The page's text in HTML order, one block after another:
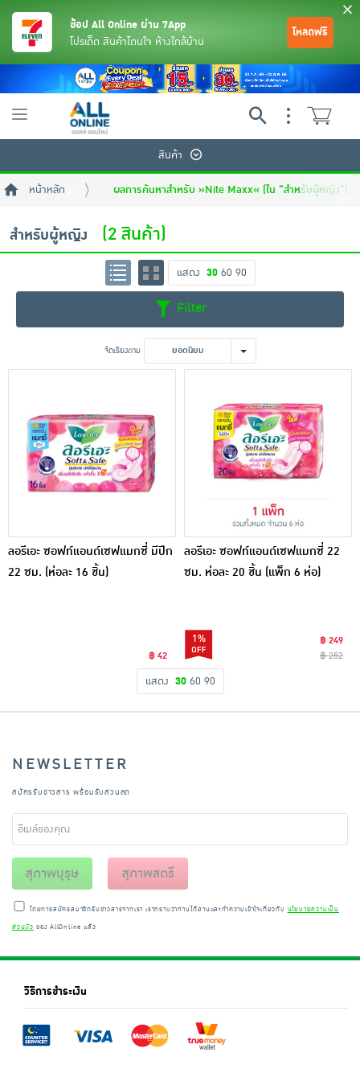
ขนมขบเคี้ยว และช็อคโกแลต
อาหารสด ผัก ผลไม้และเบเกอรี่
ช้อป All Online ผ่าน 7App
โปรเด็ด สินค้าโดนใจ ห้างใกล้บ้าน
โหลดฟรี
Toggle
สินค้า
หน้าหลัก ผลการค้นหาสำหรับ »Nite Maxx« (ใน "สำหรับผู้หญิง")
สำหรับผู้หญิง (2 สินค้า)
แสดง 30 60 90
Filter
จัดเรียงตาม ยอดนิยม
ลอรีเอะ ซอฟท์แอนด์เซฟแมกซี่ มีปีก
22 ซม. (ห่อละ 16 ชิ้น)
฿ 42
ลอรีเอะ ซอฟท์แอนด์เซฟแมกซี่ 22
ซม. ห่อละ 20 ชิ้น (แพ็ก 6 ห่อ)
1%
฿ 249
฿ 252
แสดง 30 60 90
NEWSLETTER
สมัครรับข่าวสาร พร้อมรับส่วนลด
สุภาพบุรุษ สุภาพสตรี
โดยการสมัครสมาชิกรับข่าวสารจากเรา เราทราบว่าท่านได้อ่านและทำความเข้าใจเกี่ยวกับ นโยบายความเป็น
ส่วนตัว ของ AllOnline แล้ว
วิธีการชำระเงิน